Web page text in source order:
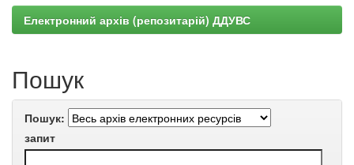
Електронний архів (репозитарій) ДДУВС
Пошук
Пошук:
запит